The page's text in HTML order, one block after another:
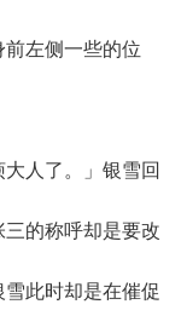
左侧一些的位
人了。」银雪回
的称呼却是要改
此时却是在催促